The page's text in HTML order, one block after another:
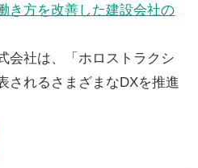
き方を改善した建設会社の
会社は、「ホロストラクシ
されるさまざまなDXを推進